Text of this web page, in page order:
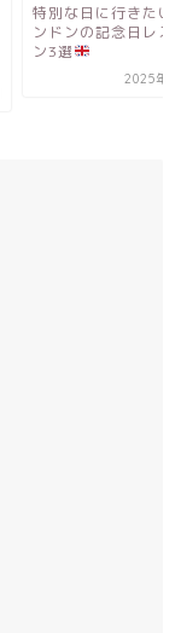
特別な日に行きたい
ンドンの記念日レス
ン3選
2025年4